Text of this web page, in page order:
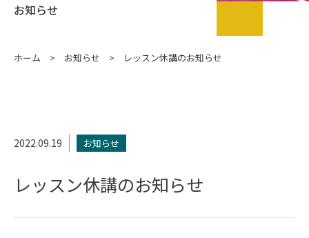
お知らせ
ホーム お知らせ レッスン休講のお知らせ
2022.09.19 お知らせ
レッスン休講のお知らせ